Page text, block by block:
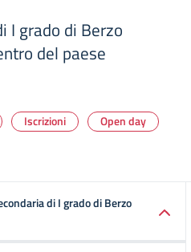
I grado di Berzo
del paese
Iscrizioni Open day
di I grado di Berzo